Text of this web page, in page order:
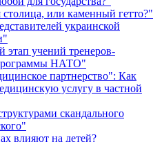
столица, или каменный гетто?"
украинской
этап учений тренеров-
НАТО"
партнерство": Как
услугу в частной
скандального
влияют на детей?